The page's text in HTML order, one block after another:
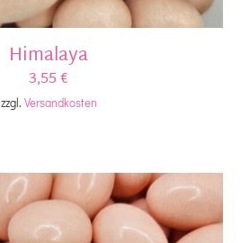
Himalaya
3,55€
zzgl. Versandkosten